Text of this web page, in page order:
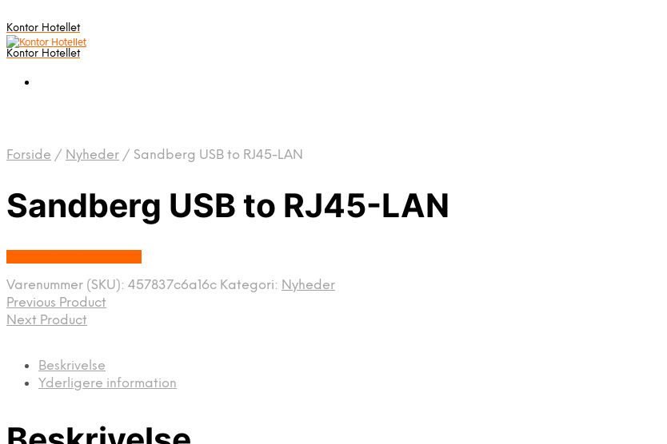
Kontor Hotellet
Kontor Hotellet
Forside / Nyheder / Sandberg USB to RJ45-LAN
Sandberg USB to RJ45-LAN
Varenummer (SKU): 457837c6a16c Kategori: Nyheder
Previous Product
Next Product
Beskrivelse
Yderligere information